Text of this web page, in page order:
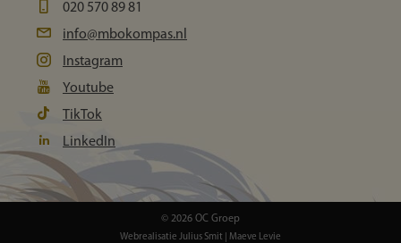
020 570 89 81
info@mbokompas.nl
Instagram
Youtube
TikTok
LinkedIn
© 2026 OC Groep
Webrealisatie Julius Smit Maeve Levie